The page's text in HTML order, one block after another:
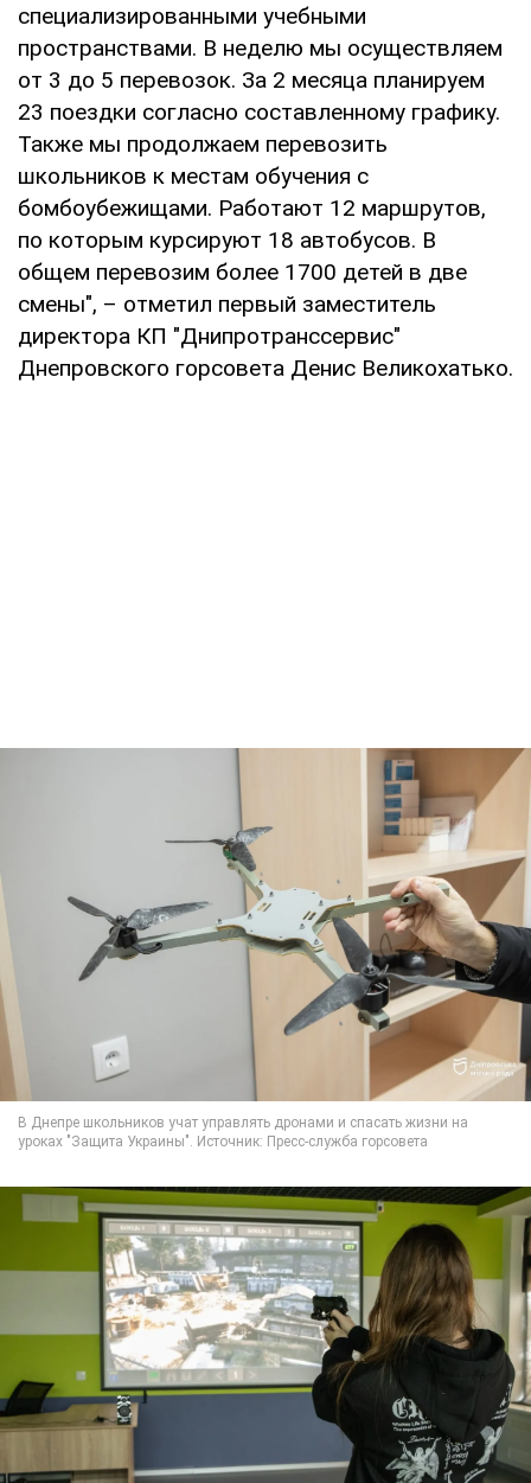
специализированными учебными
пространствами. В неделю мы осуществляем
от 3 до 5 перевозок. За 2 месяца планируем
23 поездки согласно составленному графику.
Также мы продолжаем перевозить
школьников к местам обучения с
бомбоубежищами. Работают 12 маршрутов,
по которым курсируют 18 автобусов. В
общем перевозим более 1700 детей в две
смены", – отметил первый заместитель
директора КП "Днипротранссервис"
Днепровского горсовета Денис Великохатько.